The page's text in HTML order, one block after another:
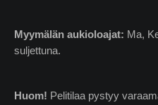
Myymälän aukioloajat: Ma,
suljettuna.
Huom! Pelitilaa pystyy